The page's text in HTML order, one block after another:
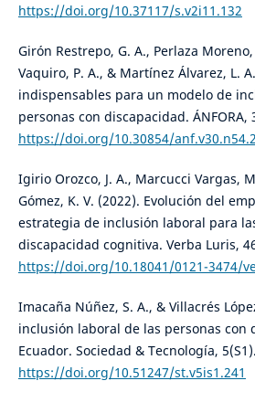
https://doi.org/10.37117/s.v2i11.132
Girón Restrepo, G. A., Perlaza
Vaquiro, P. A., & Martínez Álvarez, L.
indispensables para un modelo de
personas con discapacidad. ÁNFORA,
https://doi.org/10.30854/
Igirio Orozco, J. A., Marcucci Vargas,
Gómez, K. V. (2022). Evolución del
estrategia de inclusión laboral para
discapacidad cognitiva. Verba Luris,
https://doi.org/10.18041/0121-3474/
Imacaña Núñez, S. A., & Villacrés
inclusión laboral de las personas con
Ecuador. Sociedad & Tecnología, 5(S1).
https://doi.org/10.51247/st.v5is1.241